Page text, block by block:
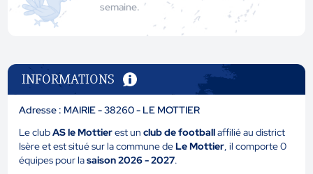
semaine.
INFORMATIONS
Adresse : MAIRIE - 38260 - LE MOTTIER
Le clubAS le Mottierest unclub de footballaffilié au district
Isère et est situé sur la commune deLe Mottier, il comporte 0
équipes pour lasaison 2026 - 2027.